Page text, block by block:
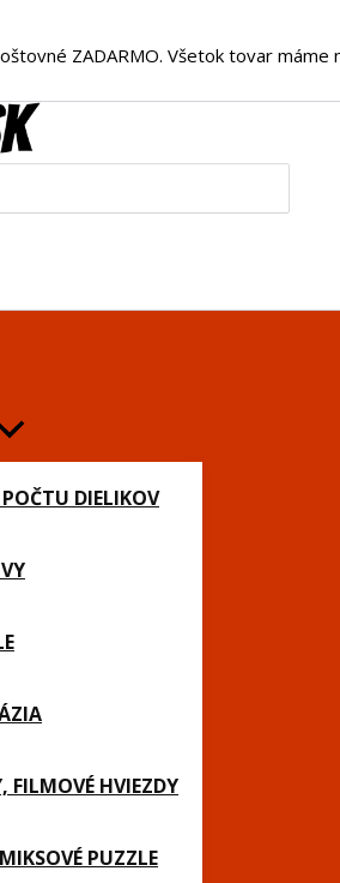
ZADARMO. Všetok tovar máme
DIELIKOV
FILMOVÉ HVIEZDY
PUZZLE